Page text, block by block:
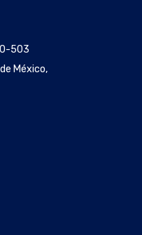
503
México,